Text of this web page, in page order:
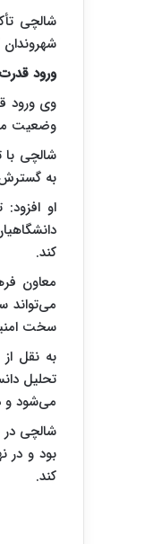
شالچی
ورود
وی ورود
وضعیت
شالچی با
به
او
کند.
معاون
می‌تواند
سخت
به نقل
تحلیل
می‌شود و
شالچی در
بود و در
کند.